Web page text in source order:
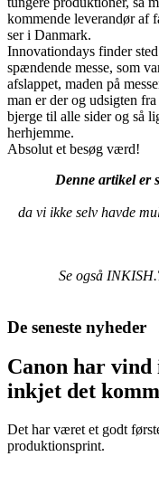
kommende leverandør af
ser i Danmark.
Innovationdays finder
spændende messe, som
afslappet, maden på
man er der og udsigten
bjerge til alle sider og så
herhjemme.
Absolut et besøg værd!
Denne artikel er
da vi ikke selv havde
Se også
De seneste nyheder
Canon har vind
inkjet det
Det har været et godt
produktionsprint.